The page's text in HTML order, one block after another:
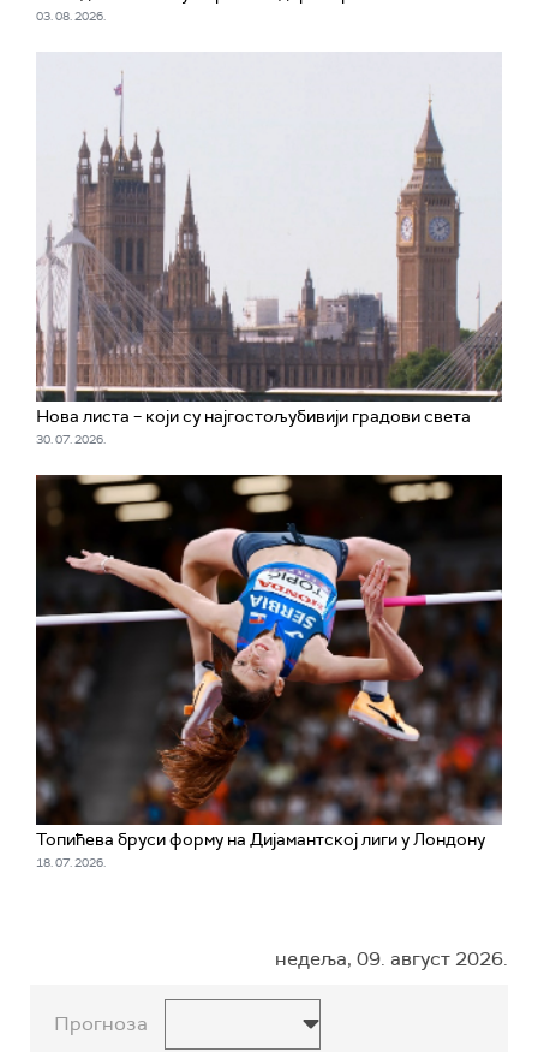
03. 08. 2026.
Нова листа – који су најгостољубивији градови света
30. 07. 2026.
Топићева бруси форму на Дијамантској лиги у Лондону
18. 07. 2026.
недеља, 09. август 2026.
Прогноза